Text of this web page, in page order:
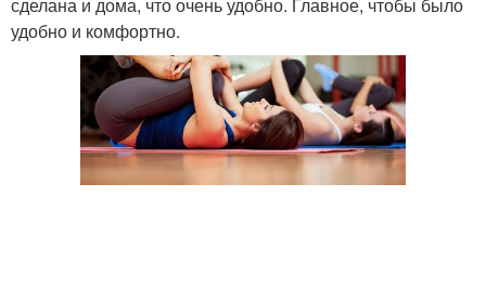
удобно и комфортно.